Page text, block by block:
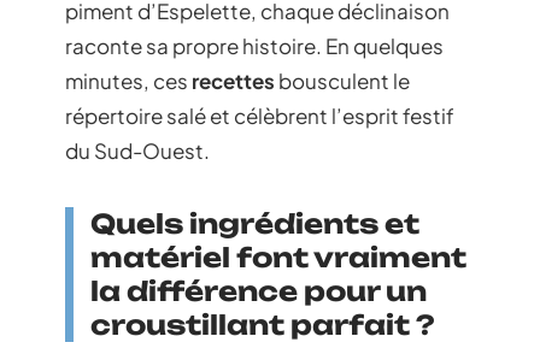
piment d’Espelette, chaque déclinaison
raconte sa propre histoire. En quelques
minutes, ces recettes bousculent le
répertoire salé et célèbrent l’esprit festif
du Sud-Ouest.
Quels ingrédients et
matériel font vraiment
la différence pour un
croustillant parfait ?